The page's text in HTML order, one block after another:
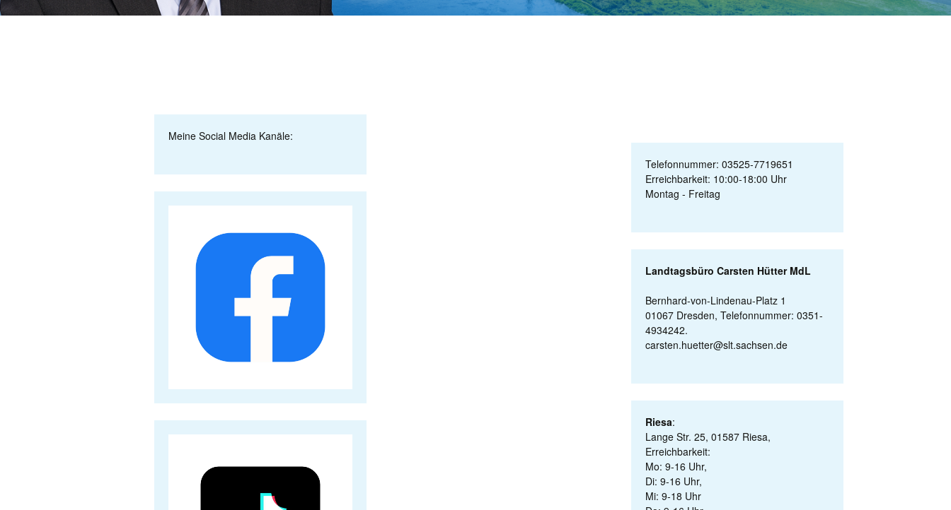
Meine Social Media Kanäle:
Telefonnummer: 03525-7719651
Erreichbarkeit: 10:00-18:00 Uhr
Montag - Freitag
Landtagsbüro Carsten Hütter MdL
Bernhard-von-Lindenau-Platz 1
01067 Dresden, Telefonnummer: 0351-
4934242.
carsten.huetter@slt.sachsen.de
Riesa:
Lange Str. 25, 01587 Riesa,
Erreichbarkeit:
Mo: 9-16 Uhr,
Di: 9-16 Uhr,
Mi: 9-18 Uhr